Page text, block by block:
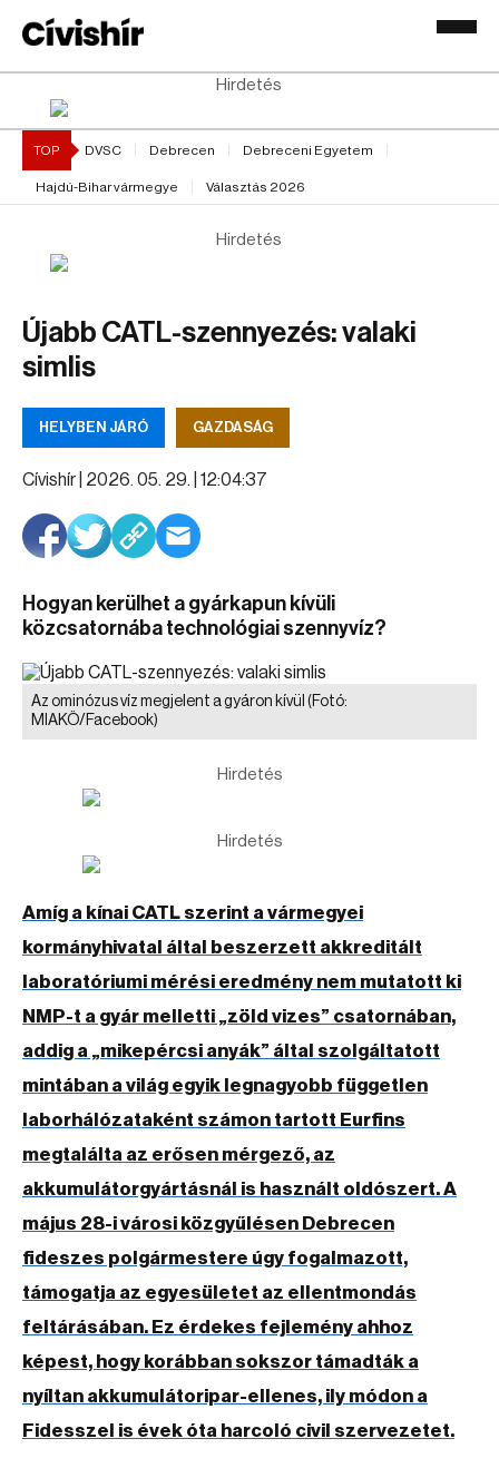
Hirdetés
TOP DVSC Debrecen Debreceni Egyetem
Hajdú-Bihar vármegye Választás 2026
Hirdetés
Újabb CATL-szennyezés: valaki
simlis
HELYBEN JÁRÓ GAZDASÁG
Cívishír | 2026. 05. 29. | 12:04:37
Hogyan kerülhet a gyárkapun kívüli
közcsatornába technológiai szennyvíz?
Az ominózus víz megjelent a gyáron kívül (Fotó:
MIAKÖ/Facebook)
Hirdetés
Hirdetés
Amíg a kínai CATL szerint a vármegyei
kormányhivatal által beszerzett akkreditált
laboratóriumi mérési eredmény nem mutatott ki
NMP-t a gyár melletti „zöld vizes” csatornában,
addig a „mikepércsi anyák” által szolgáltatott
mintában a világ egyik legnagyobb független
laborhálózataként számon tartott Eurfins
megtalálta az erősen mérgező, az
akkumulátorgyártásnál is használt oldószert. A
május 28-i városi közgyűlésen Debrecen
fideszes polgármestere úgy fogalmazott,
támogatja az egyesületet az ellentmondás
feltárásában. Ez érdekes fejlemény ahhoz
képest, hogy korábban sokszor támadták a
nyíltan akkumulátoripar-ellenes, ily módon a
Fidesszel is évek óta harcoló civil szervezetet.